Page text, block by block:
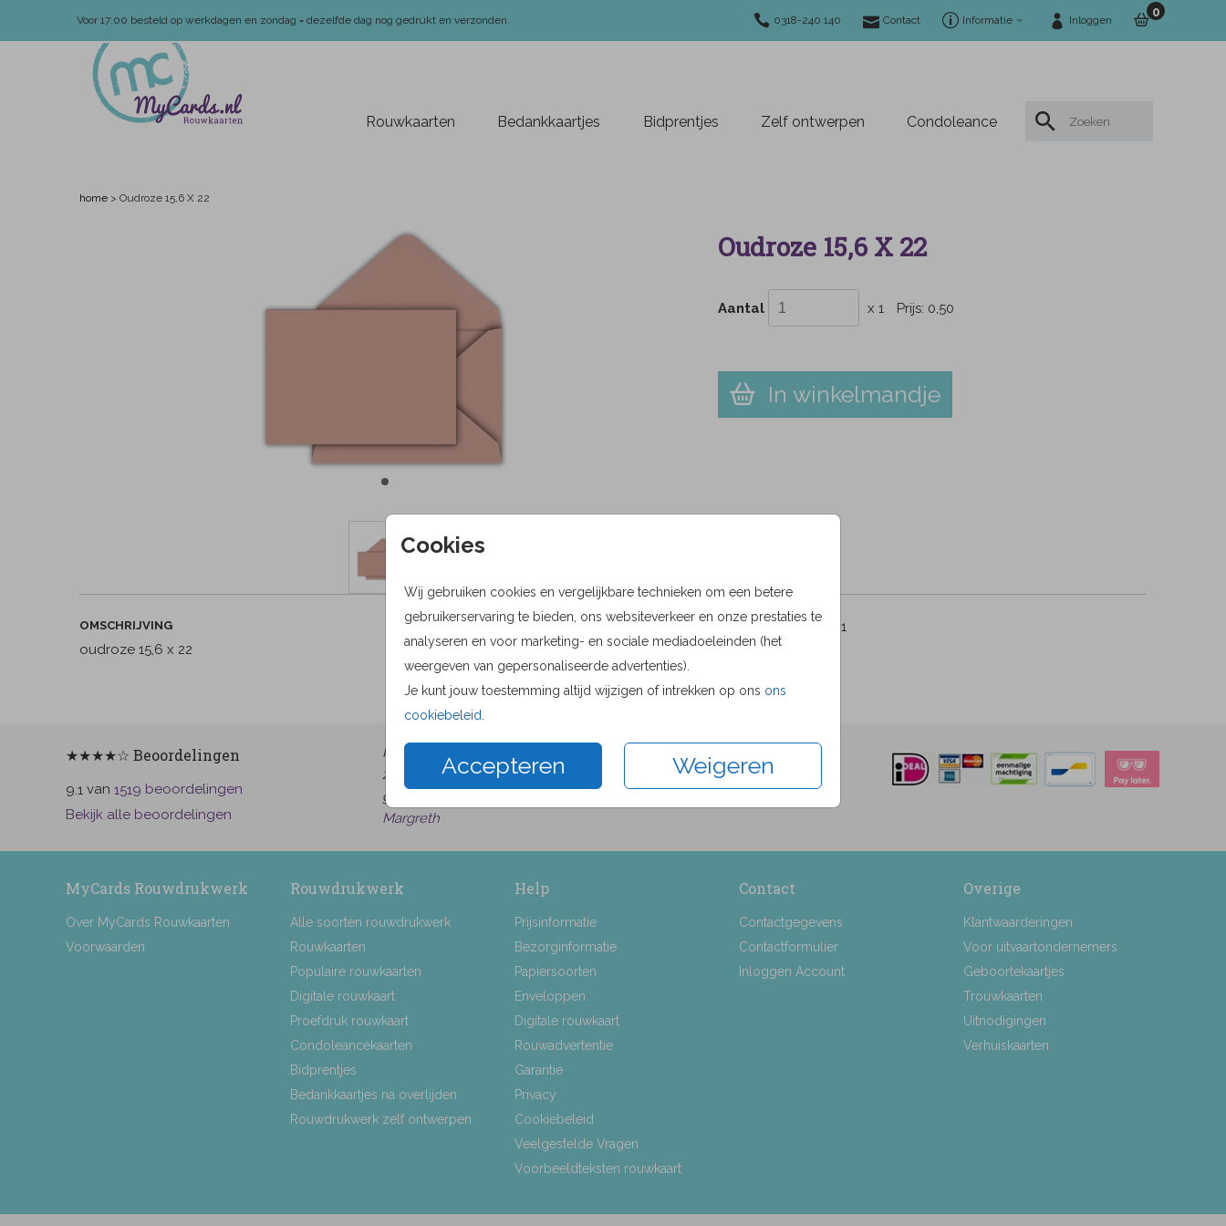
Voor 17:00 besteld op werkdagen en zondag = dezelfde dag nog gedrukt en verzonden. 0318-240 140 Contact Informatie Inloggen
0
Rouwkaarten Bedankkaartjes Bidprentjes Zelf ontwerpen Condoleance
Cookies
Wij gebruiken cookies en vergelijkbare technieken om een betere
gebruikerservaring te bieden, ons websiteverkeer en onze prestaties te
analyseren en voor marketing- en sociale mediadoeleinden (het
weergeven van gepersonaliseerde advertenties).
Je kunt jouw toestemming altijd wijzigen of intrekken op ons ons
cookiebeleid
Accepteren Weigeren
home > Oudroze 15,6 X 22
Oudroze 15,6 X 22
Aantal x 1 Prijs: 0,50
In winkelmandje
OMSCHRIJVING
oudroze 15,6 x 22
Prijs:0,50 per 1
★★★★☆ Beoordelingen
9.1 van 1519 beoordelingen
Bekijk alle beoordelingen
Het was heel makkelijk om een kaart naar wens uit te
zoeken en daarna te bewerken. De bestelling is snel binnen
gekomen en zag er verzorgd uit.
Margreth
MyCards Rouwdrukwerk
Over MyCards Rouwkaarten
Voorwaarden
Rouwdrukwerk
Alle soorten rouwdrukwerk
Rouwkaarten
Populaire rouwkaarten
Digitale rouwkaart
Proefdruk rouwkaart
Condoleancekaarten
Bidprentjes
Bedankkaartjes na overlijden
Rouwdrukwerk zelf ontwerpen
Help
Prijsinformatie
Bezorginformatie
Papiersoorten
Enveloppen
Digitale rouwkaart
Rouwadvertentie
Garantie
Privacy
Cookiebeleid
Veelgestelde Vragen
Voorbeeldteksten rouwkaart
Contact
Contactgegevens
Contactformulier
Inloggen Account
Overige
Klantwaarderingen
Voor uitvaartondernemers
Geboortekaartjes
Trouwkaarten
Uitnodigingen
Verhuiskaarten